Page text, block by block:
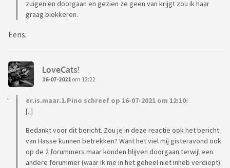
zuigen en doorgaan en gezien ze geen van krijgt zou ik haar
graag blokkeren.
Eens.
LoveCats!
16-07-2021 om 12:22
er.is.maar.1.Pino schreef op 16-07-2021 om 12:10:
[..]
Bedankt voor dit bericht. Zou je in deze reactie ook het bericht
van Hasse kunnen betrekken? Want het viel mij gisteravond ook
op de 2 forummers maar konden blijven doorgaan terwijl een
andere forummer (waar ik me in het geheel niet inheb verdiept)